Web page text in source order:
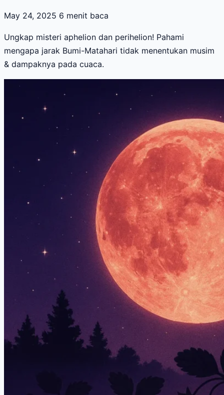
May 24, 2025 6 menit baca
Ungkap misteri aphelion dan perihelion! Pahami
mengapa jarak Bumi-Matahari tidak menentukan musim
& dampaknya pada cuaca.